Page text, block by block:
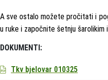
A sve ostalo možete pročitati i
u ruke i započnite šetnju
DOKUMENTI:
Tkv bjelovar 010325